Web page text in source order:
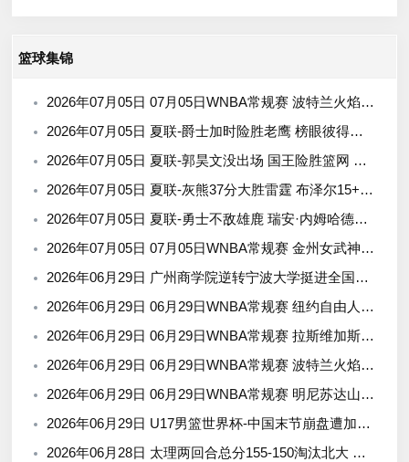
篮球集锦
2026年07月05日 07月05日WNBA常规赛 波特兰火焰77-72西雅图风暴 全场集锦
2026年07月05日 夏联-爵士加时险胜老鹰 榜眼彼得森28分 8号秀弗莱明斯16中4
2026年07月05日 夏联-郭昊文没出场 国王险胜篮网 阿卡夫29投25分
2026年07月05日 夏联-灰熊37分大胜雷霆 布泽尔15+4+4 12号秀马拉10分4助2帽
2026年07月05日 夏联-勇士不敌雄鹿 瑞安·内姆哈德15分 波士顿17分
2026年07月05日 07月05日WNBA常规赛 金州女武神88-83亚特兰大梦想 全场集锦
2026年06月29日 广州商学院逆转宁波大学挺进全国赛4强 曹梓烽33+8 周乾14+13
2026年06月29日 06月29日WNBA常规赛 纽约自由人 67 - 76 金州女武神 集锦
2026年06月29日 06月29日WNBA常规赛 拉斯维加斯王牌 107 - 99 芝加哥天空 集锦
2026年06月29日 06月29日WNBA常规赛 波特兰火焰 123 - 124 华盛顿神秘人 集锦
2026年06月29日 06月29日WNBA常规赛 明尼苏达山猫 85 - 77 达拉斯飞翼 集锦
2026年06月29日 U17男篮世界杯-中国末节崩盘遭加拿大逆转 狂丢40个后场篮板
2026年06月28日 太理两回合总分155-150淘汰北大 段成果21分 邓奕豪空砍24+8